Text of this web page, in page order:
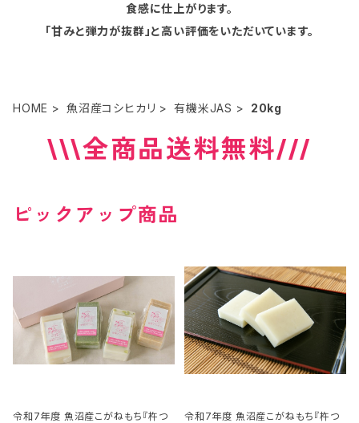
食感に仕上がります。
「甘みと弾力が抜群」と高い評価をいただいています。
HOME 魚沼産コシヒカリ 有機米JAS 20kg
\\\全商品送料無料///
ピックアップ商品
令和7年度 魚沼産こがねもち『杵つ
令和7年度 魚沼産こがねもち『杵つ